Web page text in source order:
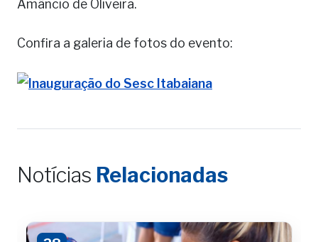
Amâncio de Oliveira.
Confira a galeria de fotos do evento:
Notícias Relacionadas